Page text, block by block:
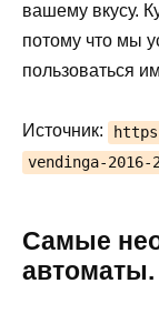
вашему вкусу.
потому что мы
пользоваться
Источник:
vendinga-2016-
Самые
автоматы.